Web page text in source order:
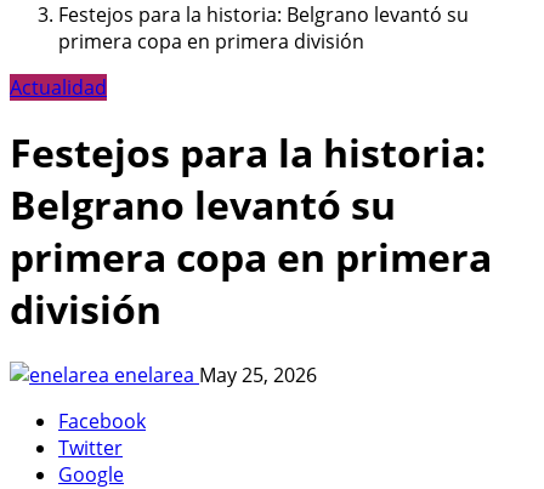
Festejos para la historia: Belgrano levantó su
primera copa en primera división
Actualidad
Festejos para la historia:
Belgrano levantó su
primera copa en primera
división
enelarea May 25, 2026
Facebook
Twitter
Google